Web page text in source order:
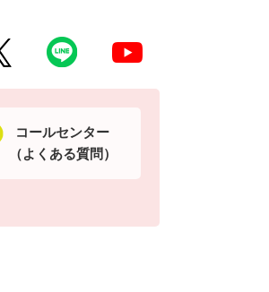
コールセンター
（よくある質問）